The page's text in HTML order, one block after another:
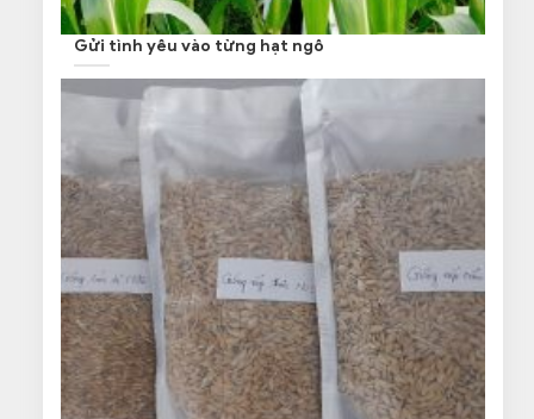
Gửi tình yêu vào từng hạt ngô